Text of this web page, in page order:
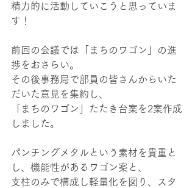
精力的に活動していこうと思っていま
す！
前回の会議では「まちのワゴン」の進
捗をおさらい。
その後事務局で部員の皆さんからいた
だいた意見を集約し、
「まちのワゴン」たたき台案を2案作成
しました。
パンチングメタルという素材を貴重と
し、機能性があるワゴン案と、
支柱のみで構成し軽量化を図り、スタ